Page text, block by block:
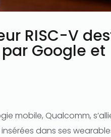
RISC-V
Google et
mobile, Qualcomm,
dans ses